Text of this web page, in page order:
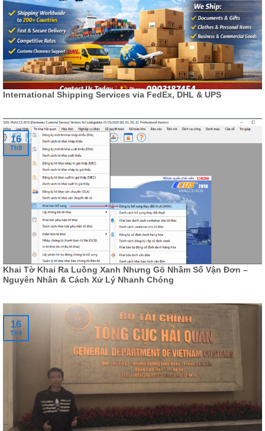
International Shipping Services via FedEx, DHL & UPS
Khai Tờ Khai Ra Luồng Xanh Nhưng Gõ Nhầm Số Vận Đơn –
Nguyên Nhân & Cách Xử Lý Nhanh Chóng
16
Th9
16
Th9